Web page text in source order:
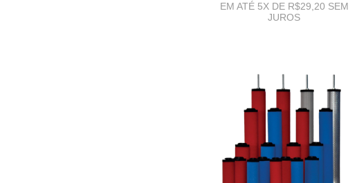
EM ATÉ 5X DE R$29,20 SEM
JUROS